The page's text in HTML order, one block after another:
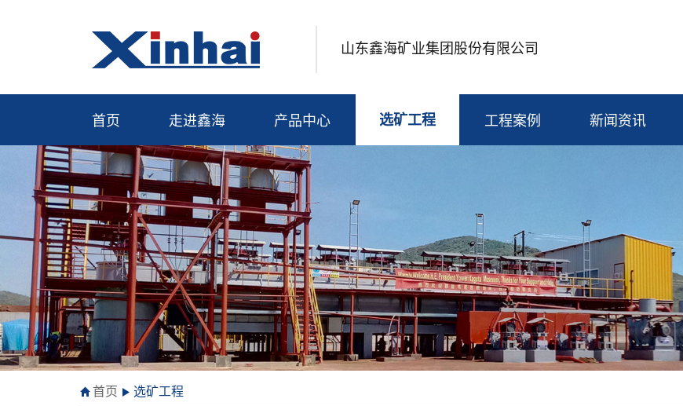
山东鑫海矿业集团股份有限公司
首页 走进鑫海 产品中心 选矿工程 工程案例 新闻资讯
首页 选矿工程